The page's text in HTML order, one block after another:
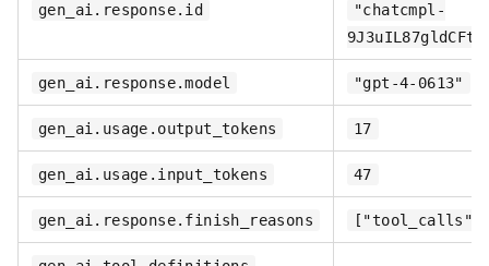
gen_ai.response.id
"chatcmpl-
gen_ai.response.model "gpt-4-0613"
gen_ai.usage.output_tokens 17
gen_ai.usage.input_tokens 47
gen_ai.response.finish_reasons ["tool_calls"]